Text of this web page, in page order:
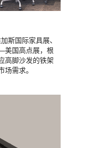
斯国际家具展、
美国高点展，根
高脚沙发的铁架
需求。